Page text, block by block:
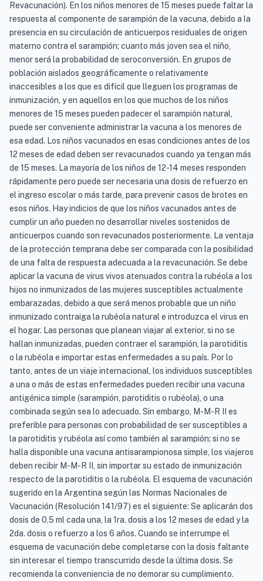
Revacunación). En los niños menores de 15 meses puede faltar la
respuesta al componente de sarampión de la vacuna, debido a la
presencia en su circulación de anticuerpos residuales de origen
materno contra el sarampión; cuanto más joven sea el niño,
menor será la probabilidad de seroconversión. En grupos de
población aislados geográficamente o relativamente
inaccesibles a los que es difícil que lleguen los programas de
inmunización, y en aquellos en los que muchos de los niños
menores de 15 meses pueden padecer el sarampión natural,
puede ser conveniente administrar la vacuna a los menores de
esa edad. Los niños vacunados en esas condiciones antes de los
12 meses de edad deben ser revacunados cuando ya tengan más
de 15 meses. La mayoría de los niños de 12-14 meses responden
rápidamente pero puede ser necesaria una dosis de refuerzo en
el ingreso escolar o más tarde, para prevenir casos de brotes en
esos niños. Hay indicios de que los niños vacunados antes de
cumplir un año pueden no desarrollar niveles sostenidos de
anticuerpos cuando son revacunados posteriormente. La ventaja
de la protección temprana debe ser comparada con la posibilidad
de una falta de respuesta adecuada a la revacunación. Se debe
aplicar la vacuna de virus vivos atenuados contra la rubéola a los
hijos no inmunizados de las mujeres susceptibles actualmente
embarazadas, debido a que será menos probable que un niño
inmunizado contraiga la rubéola natural e introduzca el virus en
el hogar. Las personas que planean viajar al exterior, si no se
hallan inmunizadas, pueden contraer el sarampión, la parotiditis
o la rubéola e importar estas enfermedades a su país. Por lo
tanto, antes de un viaje internacional, los individuos susceptibles
a una o más de estas enfermedades pueden recibir una vacuna
antigénica simple (sarampión, parotiditis o rubéola), o una
combinada según sea lo adecuado. Sin embargo, M-M-R II es
preferible para personas con probabilidad de ser susceptibles a
la parotiditis y rubéola así como también al sarampión; si no se
halla disponible una vacuna antisarampionosa simple, los viajeros
deben recibir M-M-R II, sin importar su estado de inmunización
respecto de la parotiditis o la rubéola. El esquema de vacunación
sugerido en la Argentina según las Normas Nacionales de
Vacunación (Resolución 141/97) es el siguiente: Se aplicarán dos
dosis de 0,5 ml cada una, la 1ra. dosis a los 12 meses de edad y la
2da. dosis o refuerzo a los 6 años. Cuando se interrumpe el
esquema de vacunación debe completarse con la dosis faltante
sin interesar el tiempo transcurrido desde la última dosis. Se
recomienda la conveniencia de no demorar su cumplimiento.